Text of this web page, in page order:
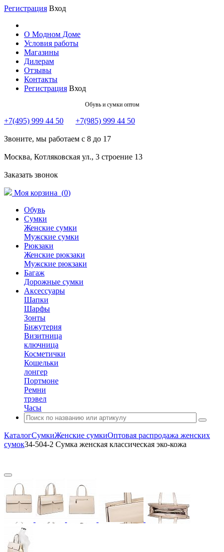
Регистрация Вход
О Модном Доме
Условия работы
Магазины
Дилерам
Отзывы
Контакты
Регистрация Вход
Обувь и сумки оптом
+7(495) 999 44 50 +7(985) 999 44 50
Звоните, мы работаем с 8 до 17
Москва, Котляковская ул., 3 строение 13
Заказать звонок
Моя корзина (0)
Обувь
Сумки
Женские сумки
Мужские сумки
Рюкзаки
Женские рюкзаки
Мужские рюкзаки
Багаж
Дорожные сумки
Аксессуары
Шапки
Шарфы
Зонты
Бижутерия
Визитница
ключница
Косметички
Кошельки
лонгер
Портмоне
Ремни
трэвел
Часы
КаталогСумкиЖенские сумкиОптовая распродажа женских
сумок34-504-2 Сумка женская классическая эко-кожа